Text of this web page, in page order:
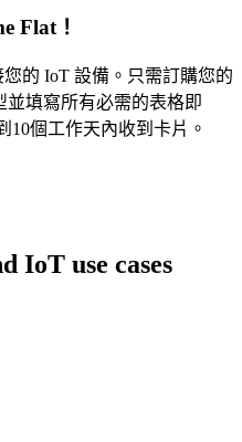
Flat！
的 IoT 設備。只需訂購您的
並填寫所有必需的表格即
10個工作天內收到卡片。
IoT use cases